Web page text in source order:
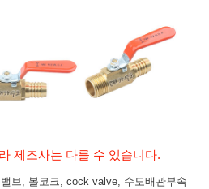
제조사는 다를 수 있습니다.
브, 볼코크, cock valve, 수도배관부속